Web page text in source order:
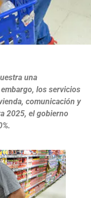
una
los servicios
comunicación y
2025, el gobierno